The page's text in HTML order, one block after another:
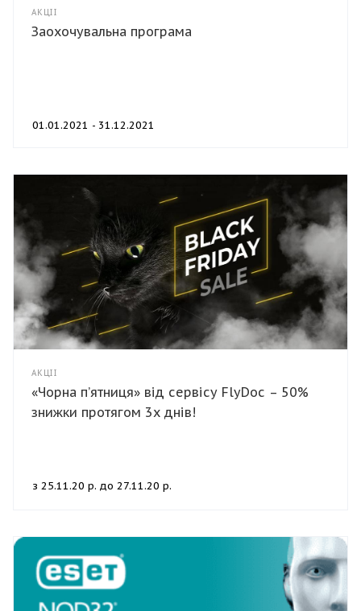
АКЦІЇ
Заохочувальна програма
01.01.2021 - 31.12.2021
АКЦІЇ
«Чорна п’ятниця» від сервісу FlyDoc – 50%
знижки протягом 3х днів!
з 25.11.20 р. до 27.11.20 р.